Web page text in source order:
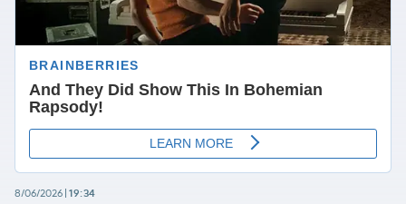
8/06/2026 19:34